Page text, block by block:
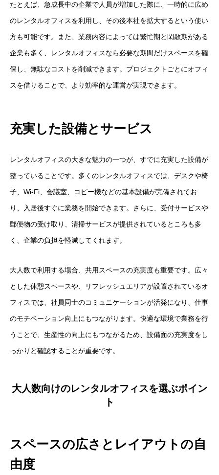
たとえば、急成長中の企業で人員が増加した際に、一時的に広め
のレンタルオフィスを利用し、その後本社を拡大するという使い
方も可能です。また、業務内容によっては繁忙期と閑散期がある
企業も多く、レンタルオフィスなら必要な期間だけスペースを確
保し、無駄なコストを削減できます。プロジェクトごとにオフィ
スを借りることで、より効率的な運営が実現できます。
充実した設備とサービス
レンタルオフィスの大きな魅力の一つが、すでに充実した設備が
整っていることです。多くのレンタルオフィスでは、デスクや椅
子、Wi-Fi、会議室、コピー機などの基本設備が完備されてお
り、入居後すぐに業務を開始できます。さらに、受付サービスや
郵便物の受け取り、清掃サービスが提供されているところも多
く、企業の負担を軽減してくれます。
大人数で利用する場合、共用スペースの充実度も重要です。広々
とした休憩スペースや、リフレッシュエリアが設置されているオ
フィスでは、社員同士のコミュニケーションが活発になり、仕事
のモチベーション向上にもつながります。快適な環境で業務を行
うことで、生産性の向上にもつながるため、設備面の充実度をし
っかりと確認することが重要です。
大人数向けのレンタルオフィスを選ぶポイン
ト
スペースの広さとレイアウトの自
由度